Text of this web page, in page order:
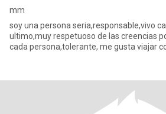
mm
soy una persona seria,responsable,vivo
ultimo,muy respetuoso de las creencias